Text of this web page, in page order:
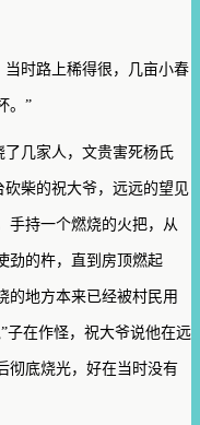
时路上稀得很，几亩小春
。”
了几家人，文贵害死杨氏
柴的祝大爷，远远的望见
手持一个燃烧的火把，从
劲的杵，直到房顶燃起
的地方本来已经被村民用
子在作怪，祝大爷说他在远
彻底烧光，好在当时没有